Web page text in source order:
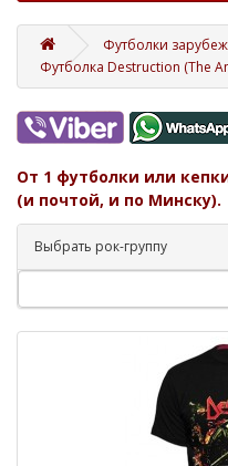
Футболки
Футболка Destruction (The
От 1 футболки или
(и почтой, и по Минску).
Выбрать рок-группу